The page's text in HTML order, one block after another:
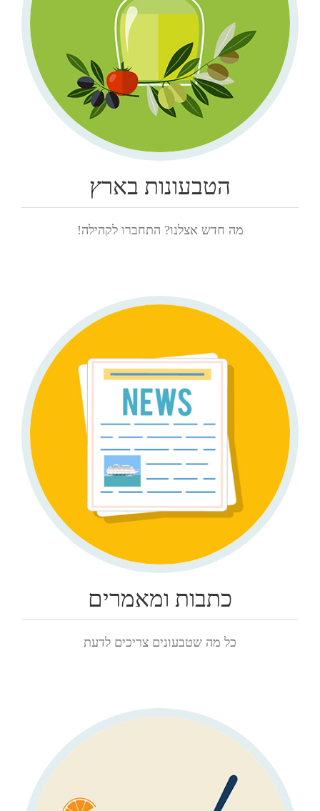
הטבעונות בארץ
מה חדש אצלנו? התחברו לקהילה!
כתבות ומאמרים
כל מה שטבעונים צריכים לדעת